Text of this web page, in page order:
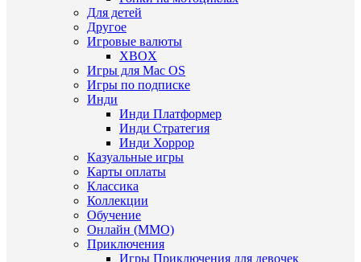
Для детей
Другое
Игровые валюты
XBOX
Игры для Mac OS
Игры по подписке
Инди
Инди Платформер
Инди Стратегия
Инди Хоррор
Казуальные игры
Карты оплаты
Классика
Коллекции
Обучение
Онлайн (MMO)
Приключения
Игры Приключения для девочек